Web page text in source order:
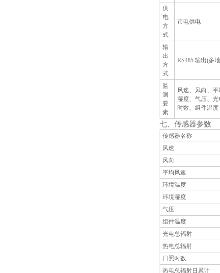
供
电
方
式
市电供电
输
出
方
式
RS485 输出(多
监
测
要
素
风速、风向、
湿度、气压、
时数、组件温度
七、传感器参数
传感器名称
风速
风向
平均风速
环境温度
环境湿度
气压
组件温度
光电总辐射
热电总辐射
日照时数
热电总辐射日累计